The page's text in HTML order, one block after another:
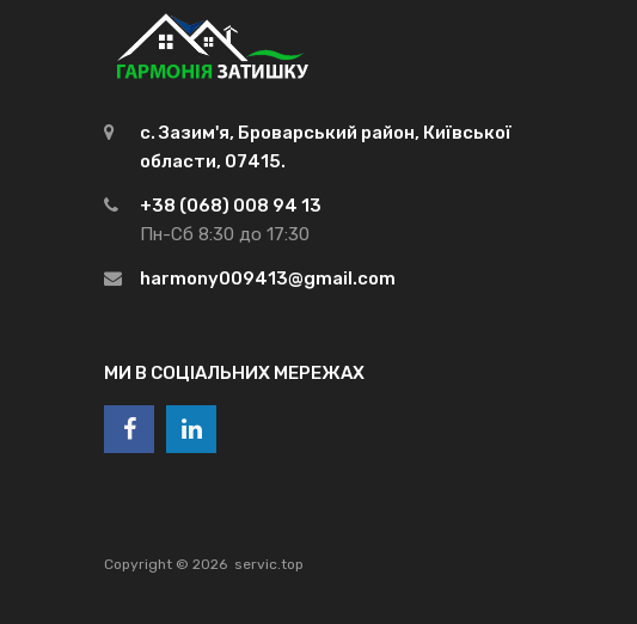
с. Зазим'я, Броварський район, Київської
области, 07415.
+38 (068) 008 94 13
Пн-Сб 8:30 до 17:30
harmony009413@gmail.com
МИ В СОЦІАЛЬНИХ МЕРЕЖАХ
Copyright © 2026 servic.top